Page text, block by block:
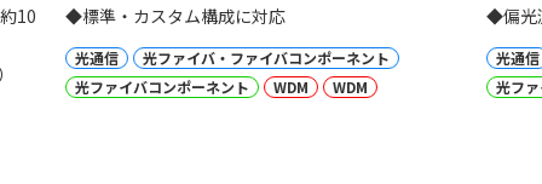
10
◆標準・カスタム構成に対応
光通信
光ファイバ・ファイバコンポーネント
光ファイバコンポーネント
WDM WDM
◆偏光
光通信
光フ